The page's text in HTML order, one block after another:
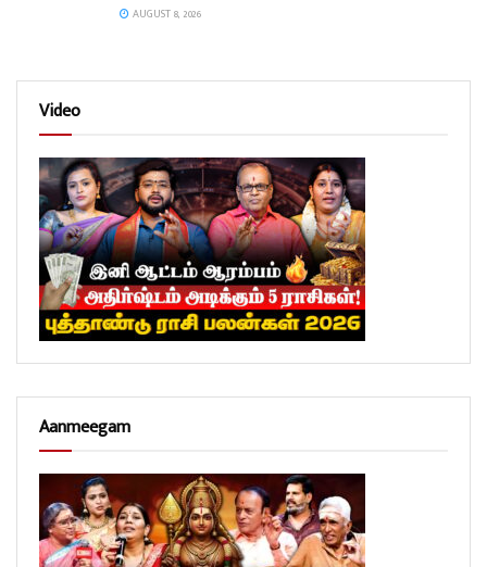
AUGUST 8, 2026
Video
Aanmeegam